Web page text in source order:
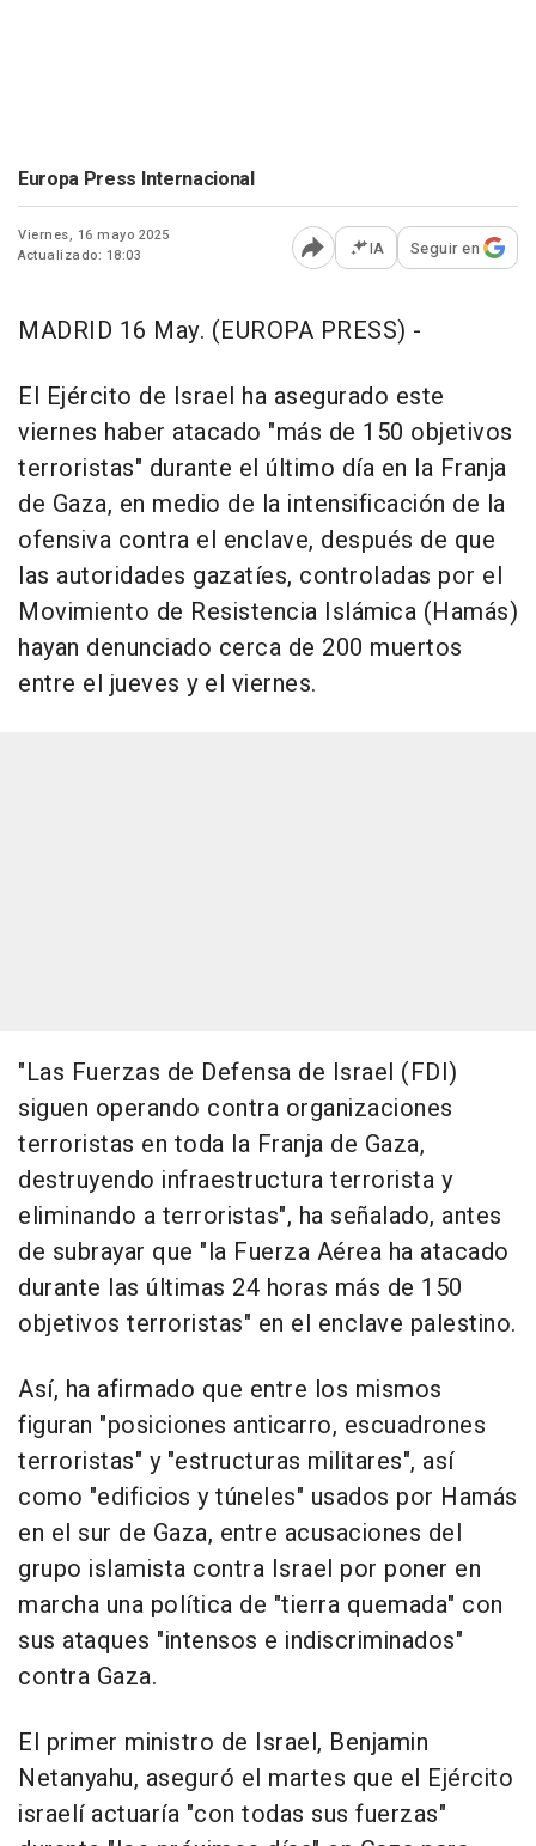
Europa Press Internacional
Viernes, 16 mayo 2025
Actualizado: 18:03
Abrir opciones para
IA Seguir en
MADRID 16 May. (EUROPA PRESS) -
El Ejército de Israel ha asegurado este
viernes haber atacado "más de 150 objetivos
terroristas" durante el último día en la Franja
de Gaza, en medio de la intensificación de la
ofensiva contra el enclave, después de que
las autoridades gazatíes, controladas por el
Movimiento de Resistencia Islámica (Hamás)
hayan denunciado cerca de 200 muertos
entre el jueves y el viernes.
"Las Fuerzas de Defensa de Israel (FDI)
siguen operando contra organizaciones
terroristas en toda la Franja de Gaza,
destruyendo infraestructura terrorista y
eliminando a terroristas", ha señalado, antes
de subrayar que "la Fuerza Aérea ha atacado
durante las últimas 24 horas más de 150
objetivos terroristas" en el enclave palestino.
Así, ha afirmado que entre los mismos
figuran "posiciones anticarro, escuadrones
terroristas" y "estructuras militares", así
como "edificios y túneles" usados por Hamás
en el sur de Gaza, entre acusaciones del
grupo islamista contra Israel por poner en
marcha una política de "tierra quemada" con
sus ataques "intensos e indiscriminados"
contra Gaza.
El primer ministro de Israel, Benjamin
Netanyahu, aseguró el martes que el Ejército
israelí actuaría "con todas sus fuerzas"